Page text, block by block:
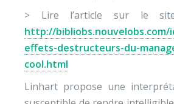
> Lire l’article sur le
http://bibliobs.nouvelobs.com/
effets-destructeurs-du-
cool.html
Linhart propose une